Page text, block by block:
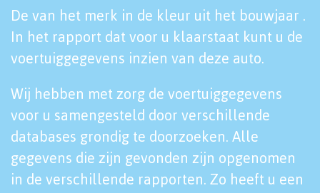
De van het merk in de kleur uit het bouwjaar .
In het rapport dat voor u klaarstaat kunt u de
voertuiggegevens inzien van deze auto.
Wij hebben met zorg de voertuiggegevens
voor u samengesteld door verschillende
databases grondig te doorzoeken. Alle
gegevens die zijn gevonden zijn opgenomen
in de verschillende rapporten. Zo heeft u een